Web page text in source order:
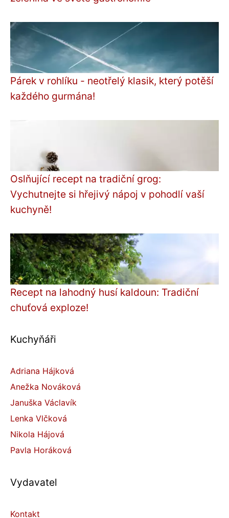
Párek v rohlíku - neotřelý klasik, který potěší
každého gurmána!
Oslňující recept na tradiční grog:
Vychutnejte si hřejivý nápoj v pohodlí vaší
kuchyně!
Recept na lahodný husí kaldoun: Tradiční
chuťová exploze!
Kuchyňáři
Adriana Hájková
Anežka Nováková
Januška Václavík
Lenka Vlčková
Nikola Hájová
Pavla Horáková
Vydavatel
Kontakt